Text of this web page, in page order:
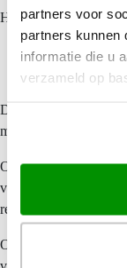
partners voor
partners kunnen
informatie die u
verzameld op
Handbagage:
Economy Class:
Business Class:
De afmetingen mogen
mag u een handdtas of
Ondertussen zijn de
rekening mee dat u
Om het incheckproces